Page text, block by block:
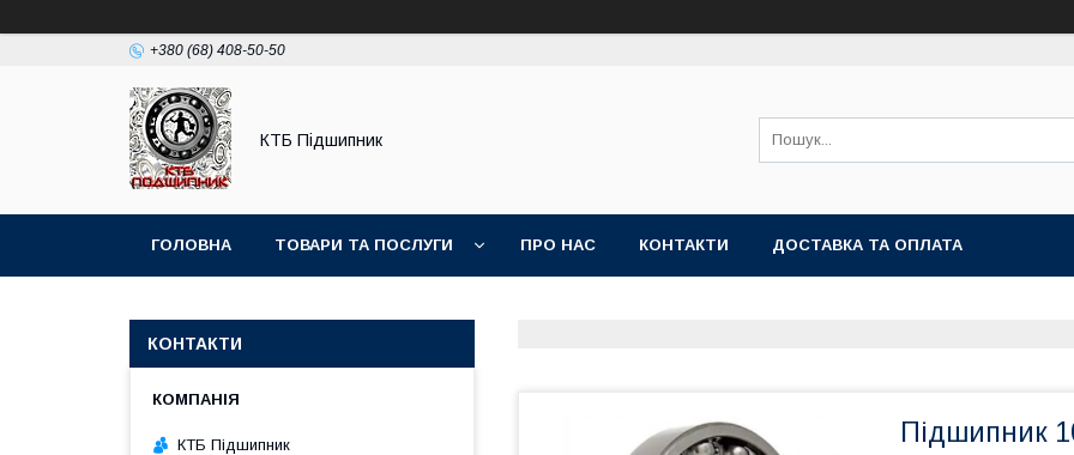
+380 (68) 408-50-50
КТБ Підшипник
ГОЛОВНА ТОВАРИ ТА ПОСЛУГИ ПРО НАС КОНТАКТИ ДОСТАВКА ТА ОПЛАТА
Підшипник
КОНТАКТИ
КТБ Підшипник